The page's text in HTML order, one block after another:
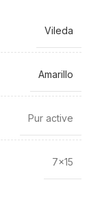
Vileda
Amarillo
Pur active
7×15